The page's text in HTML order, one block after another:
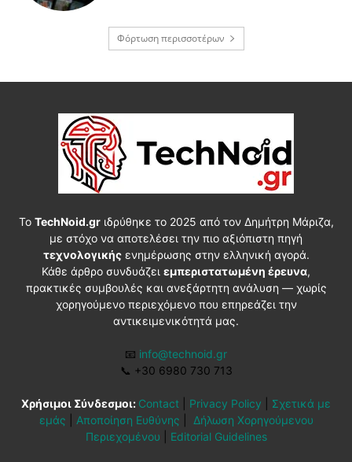
Φόρτωση περισσοτέρων
Το TechNoid.grιδρύθηκε το 2025 από τον Δημήτρη Μάριζα,
με στόχο να αποτελέσει την πιο αξιόπιστη πηγή
τεχνολογικήςενημέρωσης στην ελληνική αγορά.
Κάθε άρθρο συνδυάζει εμπεριστατωμένη έρευνα,
πρακτικές συμβουλές και ανεξάρτητη ανάλυση — χωρίς
χορηγούμενο περιεχόμενο που επηρεάζει την
αντικειμενικότητά μας.
📧 info@technoid.gr
📞 +30 6980 730 713
Χρήσιμοι Σύνδεσμοι: Contact Privacy Policy
Σχετικά με
εμάς
Αποποίηση Ευθύνης
Δήλωση Χορηγούμενου
Περιεχομένου
Editorial Guidelines